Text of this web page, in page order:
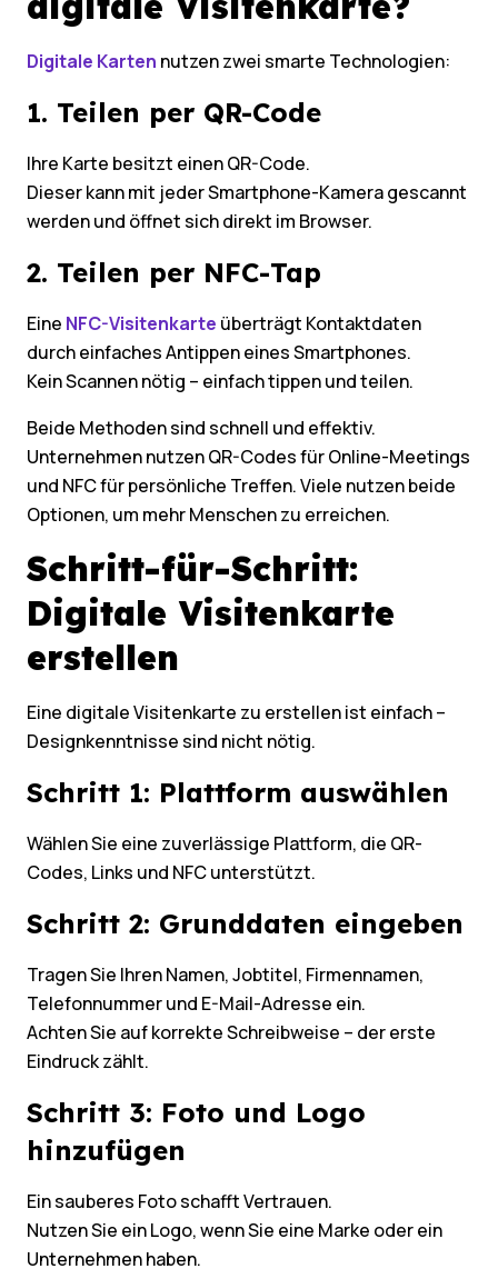
Digitale Karten nutzen zwei smarte Technologien:
1. Teilen per QR-Code
Ihre Karte besitzt einen QR-Code.
Dieser kann mit jeder Smartphone-Kamera gescannt
werden und öffnet sich direkt im Browser.
2. Teilen per NFC-Tap
Eine NFC-Visitenkarte überträgt Kontaktdaten
durch einfaches Antippen eines Smartphones.
Kein Scannen nötig – einfach tippen und teilen.
Beide Methoden sind schnell und effektiv.
Unternehmen nutzen QR-Codes für Online-Meetings
und NFC für persönliche Treffen. Viele nutzen beide
Optionen, um mehr Menschen zu erreichen.
Schritt-für-Schritt:
Digitale Visitenkarte
erstellen
Eine digitale Visitenkarte zu erstellen ist einfach –
Designkenntnisse sind nicht nötig.
Schritt 1: Plattform auswählen
Wählen Sie eine zuverlässige Plattform, die QR-
Codes, Links und NFC unterstützt.
Schritt 2: Grunddaten eingeben
Tragen Sie Ihren Namen, Jobtitel, Firmennamen,
Telefonnummer und E-Mail-Adresse ein.
Achten Sie auf korrekte Schreibweise – der erste
Eindruck zählt.
Schritt 3: Foto und Logo
hinzufügen
Ein sauberes Foto schafft Vertrauen.
Nutzen Sie ein Logo, wenn Sie eine Marke oder ein
Unternehmen haben.